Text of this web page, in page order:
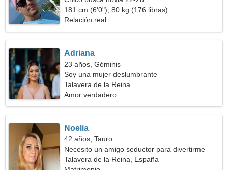
181 cm (6'0"), 80 kg (176 libras)
Relación real
Adriana
23 años, Géminis
Soy una mujer deslumbrante
Talavera de la Reina
Amor verdadero
Noelia
42 años, Tauro
Necesito un amigo seductor para divertirme
Talavera de la Reina, España